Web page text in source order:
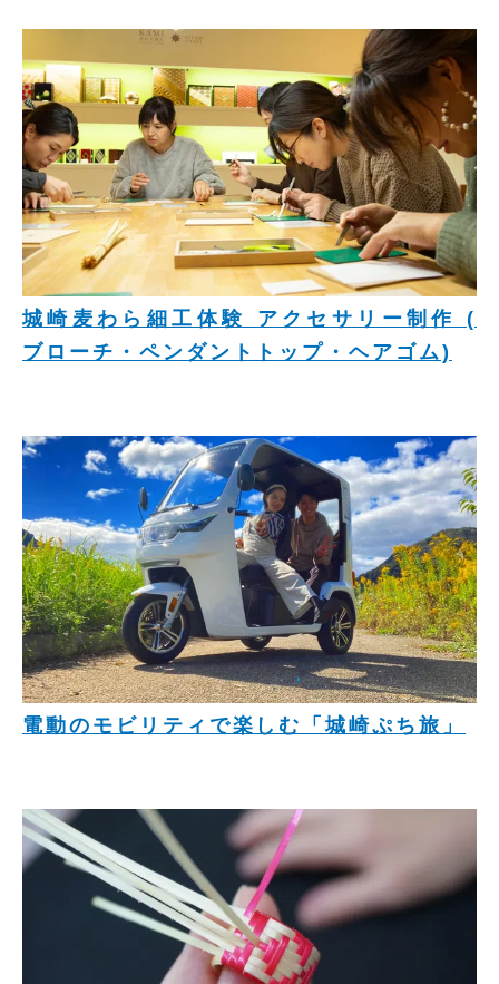
城崎麦わら細工体験 アクセサリー制作 (
ブローチ・ペンダントトップ・ヘアゴム)
電動のモビリティで楽しむ「城崎ぷち旅」